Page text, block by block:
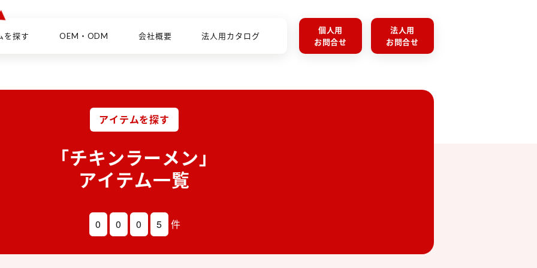
を探す OEM・ODM 会社概要 法人用カタログ
個人用
お問合せ
法人用
お問合せ
アイテムを探す
「チキンラーメン」
アイテム一覧
0 0 0 5 件